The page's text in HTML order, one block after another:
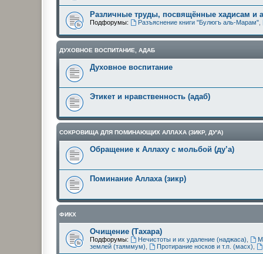
Различные труды, посвящённые хадисам и
Подфорумы: Разъяснение книги "Булюгъ аль-Марам",
ДУХОВНОЕ ВОСПИТАНИЕ, АДАБ
Духовное воспитание
Этикет и нравственность (адаб)
СОКРОВИЩА ДЛЯ ПОМИНАЮЩИХ АЛЛАХА (ЗИКР, ДУ'А)
Обращение к Аллаху с мольбой (ду’а)
Поминание Аллаха (зикр)
ФИКХ
Очищение (Тахара)
Подфорумы: Нечистоты и их удаление (наджаса)
землей (таяммум)
Протирание носков и т.п. (масх)